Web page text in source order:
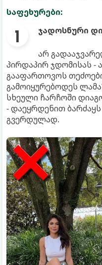
საფეხურები:
ჯადოსნური
არ
პირდაპირ ჯდომისას -
გააფართოვოს
გამოიყურებოდეს
სხეული ჩარჩოში
- დაეყრდენით
გვერდულად.